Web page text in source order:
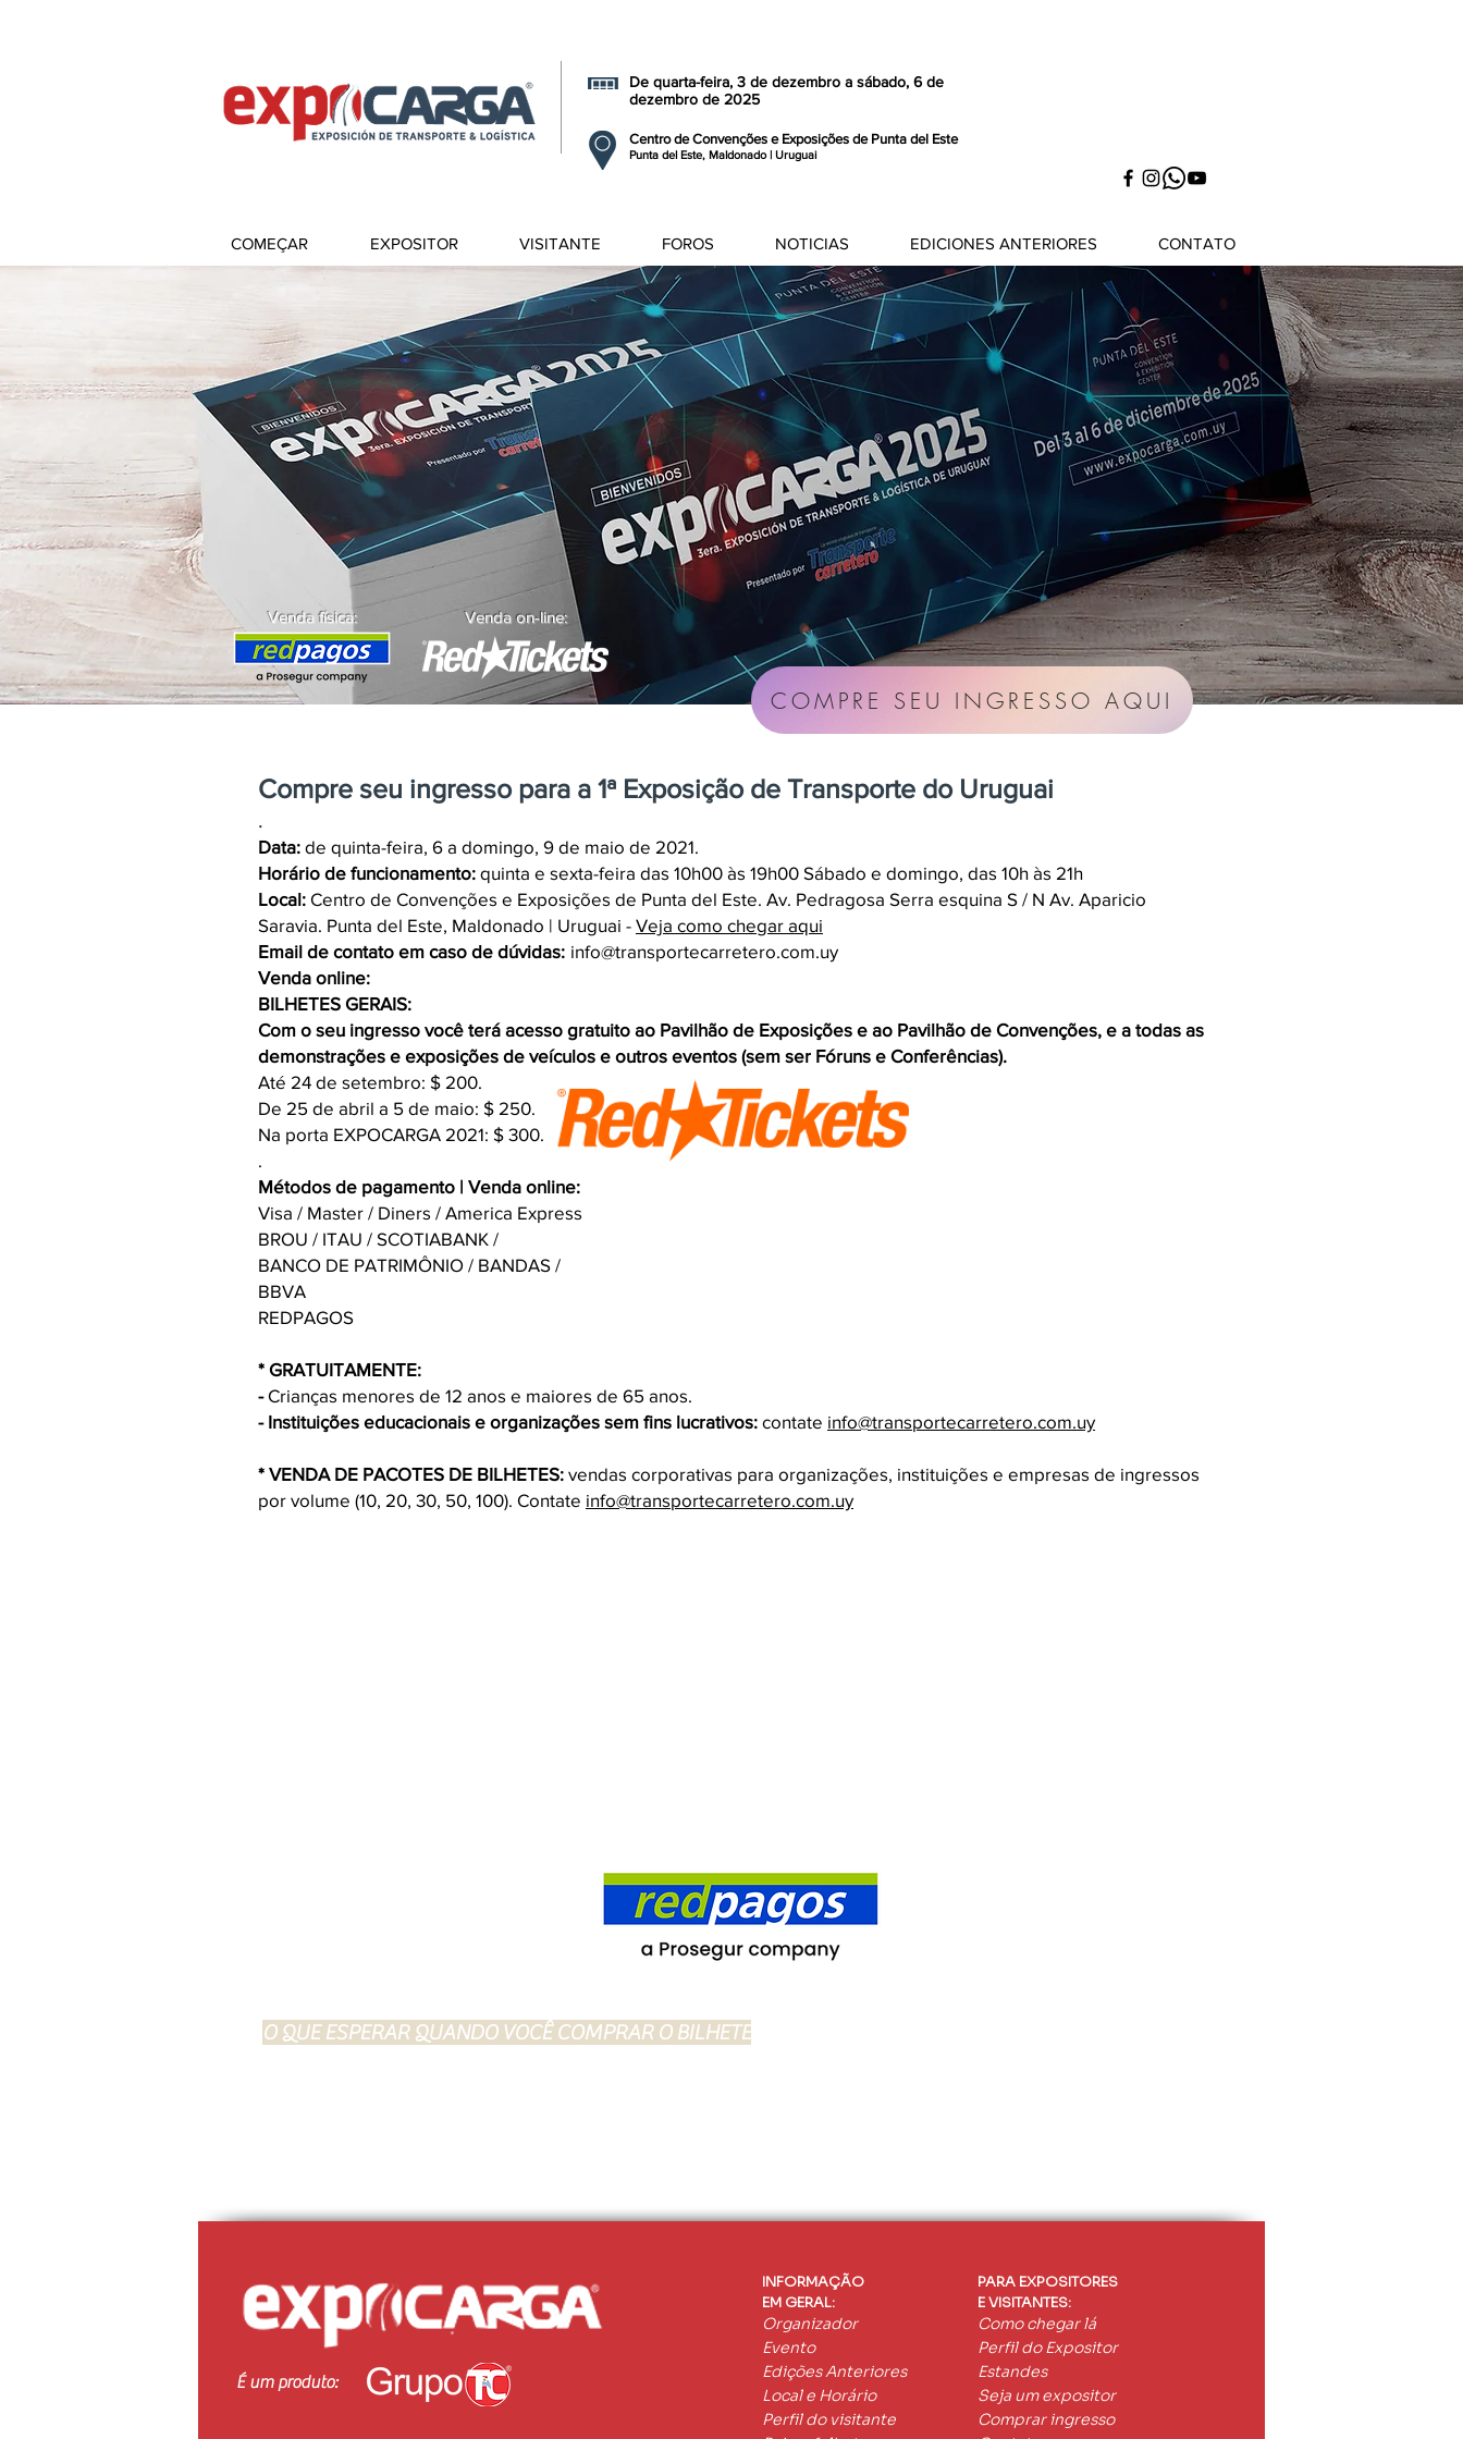
Centro de Convenções e Exposições de Punta del Este
Punta del Este, Maldonado | Uruguai
De quarta-feira, 3 de dezembro a sábado, 6 de
dezembro de 2025
COMEÇAR EXPOSITOR VISITANTE FOROS NOTICIAS EDICIONES ANTERIORES CONTATO
Venda física: Venda on-line:
COMPRE SEU INGRESSO AQUI
Compre seu ingresso para a 1ª Exposição de Transporte do Uruguai
.
Data: de quinta-feira, 6 a domingo, 9 de maio de 2021.
Horário de funcionamento: quinta e sexta-feira das 10h00 às 19h00 Sábado e domingo, das 10h às 21h
Local: Centro de Convenções e Exposições de Punta del Este. Av. Pedragosa Serra esquina S / N Av. Aparicio
Saravia. Punta del Este, Maldonado | Uruguai - Veja como chegar aqui
Email de contato em caso de dúvidas: info@transportecarretero.com.uy
Venda online:
BILHETES GERAIS:
Com o seu ingresso você terá acesso gratuito ao Pavilhão de Exposições e ao Pavilhão de Convenções, e a todas as
demonstrações e exposições de veículos e outros eventos (sem ser Fóruns e Conferências).
Até 24 de setembro: $ 200.
De 25 de abril a 5 de maio: $ 250.
Na porta EXPOCARGA 2021: $ 300.
.
Métodos de pagamento | Venda online:
Visa / Master / Diners / America Express
BROU / ITAU / SCOTIABANK /
BANCO DE PATRIMÔNIO / BANDAS /
BBVA
REDPAGOS
* GRATUITAMENTE:
-Crianças menores de 12 anos e maiores de 65 anos.
- Instituições educacionais e organizações sem fins lucrativos: contate info@transportecarretero.com.uy
* VENDA DE PACOTES DE BILHETES: vendas corporativas para organizações, instituições e empresas de ingressos
por volume (10, 20, 30, 50, 100). Contate info@transportecarretero.com.uy
O QUE ESPERAR QUANDO VOCÊ COMPRAR O BILHETE
É um produto:
INFORMAÇÃO
EM GERAL:
Organizador
Evento
Edições Anteriores
Local e Horário
Perfil do visitante
PARA EXPOSITORES
E VISITANTES:
Como chegar lá
Perfil do Expositor
Estandes
Seja um expositor
Comprar ingresso